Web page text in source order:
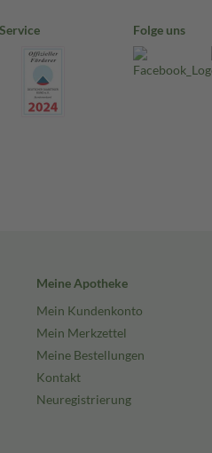
Folge uns
Meine Apotheke
Mein Kundenkonto
Mein Merkzettel
Meine Bestellungen
Kontakt
Neuregistrierung